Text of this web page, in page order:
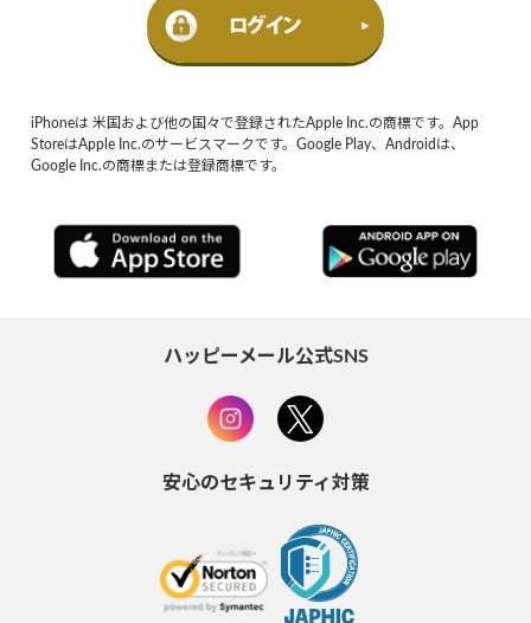
iPhoneは 米国および他の国々で登録されたApple Inc.の商標です。App
StoreはApple Inc.のサービスマークです。Google Play、Androidは、
Google Inc.の商標または登録商標です。
ハッピーメール公式SNS
安心のセキュリティ対策